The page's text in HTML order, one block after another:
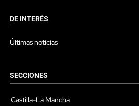
DE INTERÉS
Últimas noticias
SECCIONES
Castilla-La Mancha